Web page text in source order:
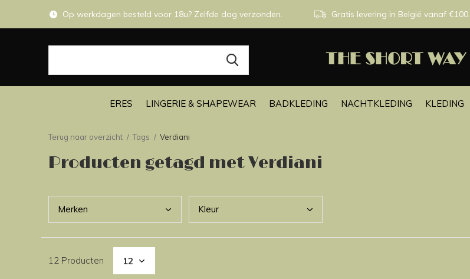
ERES LINGERIE & SHAPEWEAR BADKLEDING NACHTKLEDING KLEDING
Op werkdagen besteld voor 18u? Zelfde dag verzonden. Gratis levering in België vanaf €100.
Terug naar overzicht Tags Verdiani
Producten getagd met Verdiani
Merken Kleur
12 Producten